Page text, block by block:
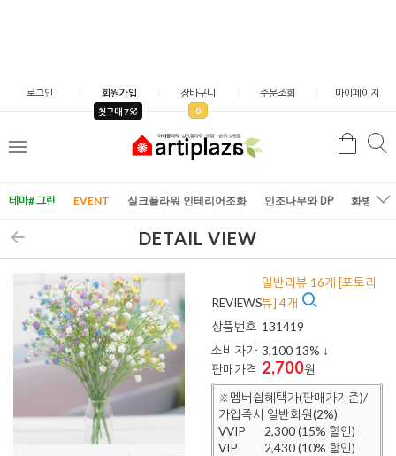
로그인 회원가입
첫구매 7
장바구니
0
주문조회 마이페이지
메
검
테마# 그린 EVENT 실크플라워 인테리어조화 인조나무와 DP 화병/화
DETAIL VIEW
REVIEWS
일반리뷰 16개 [포토리
뷰] 4개
상품번호 131419
소비자가 3,100 13% ↓
판매가격 2,700원
※멤버쉽혜택가(판매가기준)/
가입즉시 일반회원(2%)
VVIP
2,300 (15% 할인)
VIP
2,430 (10% 할인)